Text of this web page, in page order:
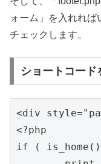
ォーム」を入れれば
チェックします。
ショートコード
<div
<?php
if (